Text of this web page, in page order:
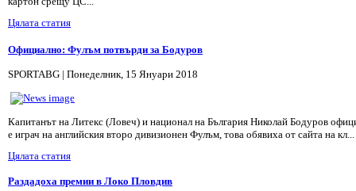
Цялата статия
Официално: Фулъм потвърди за Бодуров
SPORTABG | Понеделник, 15 Януари 2018
Капитанът на Литекс (Ловеч) и национал на България Николай Бодуров
е играч на английския второ дивизионен Фулъм, това обявиха от сайта на кл...
Цялата статия
Раздадоха премии в Локо Пловдив